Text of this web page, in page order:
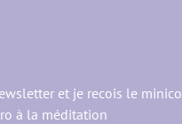
et je recois le
à la méditation